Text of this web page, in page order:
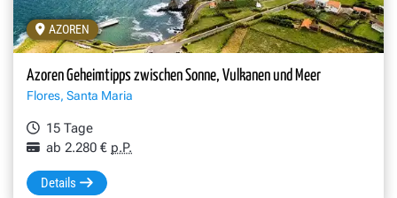
AZOREN
Azoren Geheimtipps zwischen Sonne, Vulkanen und Meer
Flores, Santa Maria
15 Tage
ab 2.280 € p.P.
Details